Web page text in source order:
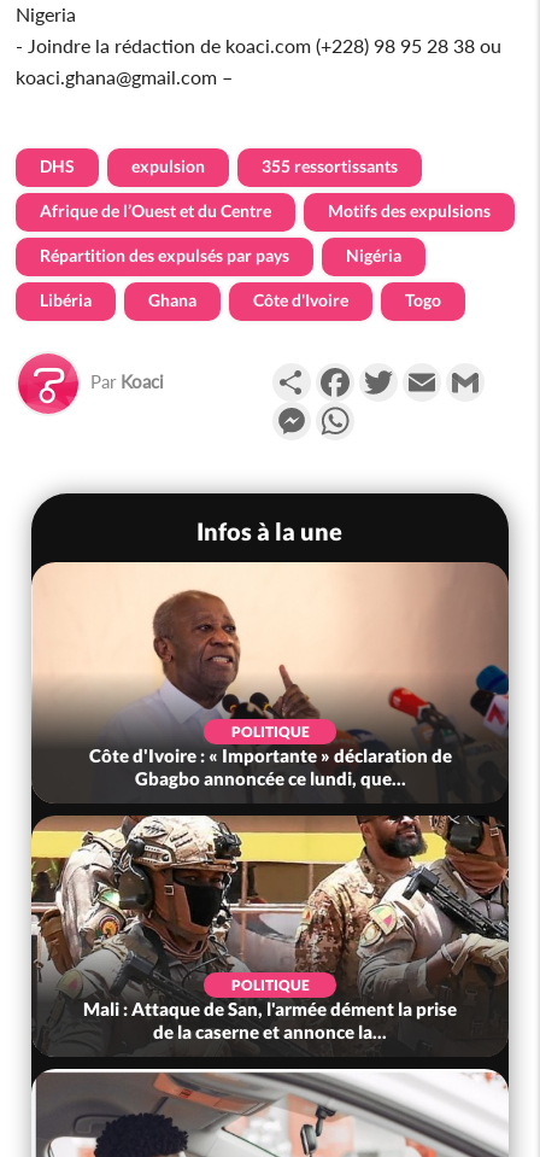
Nigeria
- Joindre la rédaction de koaci.com (+228) 98 95 28 38 ou
koaci.ghana@gmail.com –
DHS expulsion 355 ressortissants
Afrique de l’Ouest et du Centre Motifs des expulsions
Répartition des expulsés par pays Nigéria
Libéria Ghana Côte d'Ivoire Togo
Par Koaci PartagerFacebookTwitterEmail
Messenger
Infos à la une
POLITIQUE
Côte d'Ivoire : « Importante » déclaration de
Gbagbo annoncée ce lundi, que...
POLITIQUE
Mali : Attaque de San, l'armée dément la prise
de la caserne et annonce la...